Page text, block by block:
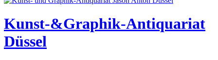
Kunst-&Graphik-Antiquariat
Düssel